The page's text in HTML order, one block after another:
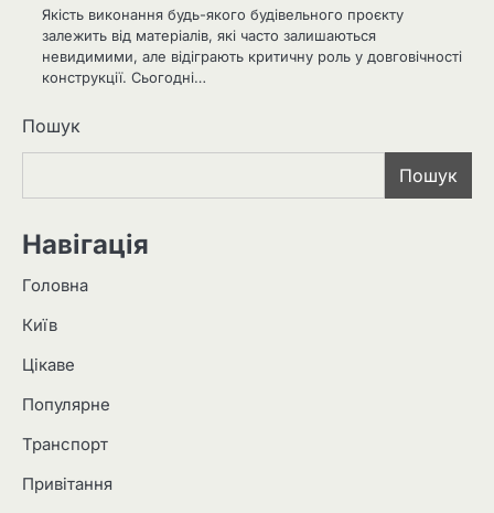
Якість виконання будь-якого будівельного проєкту
залежить від матеріалів, які часто залишаються
невидимими, але відіграють критичну роль у довговічності
конструкції. Сьогодні…
Пошук
Пошук
Навігація
Головна
Київ
Цікаве
Популярне
Транспорт
Привітання